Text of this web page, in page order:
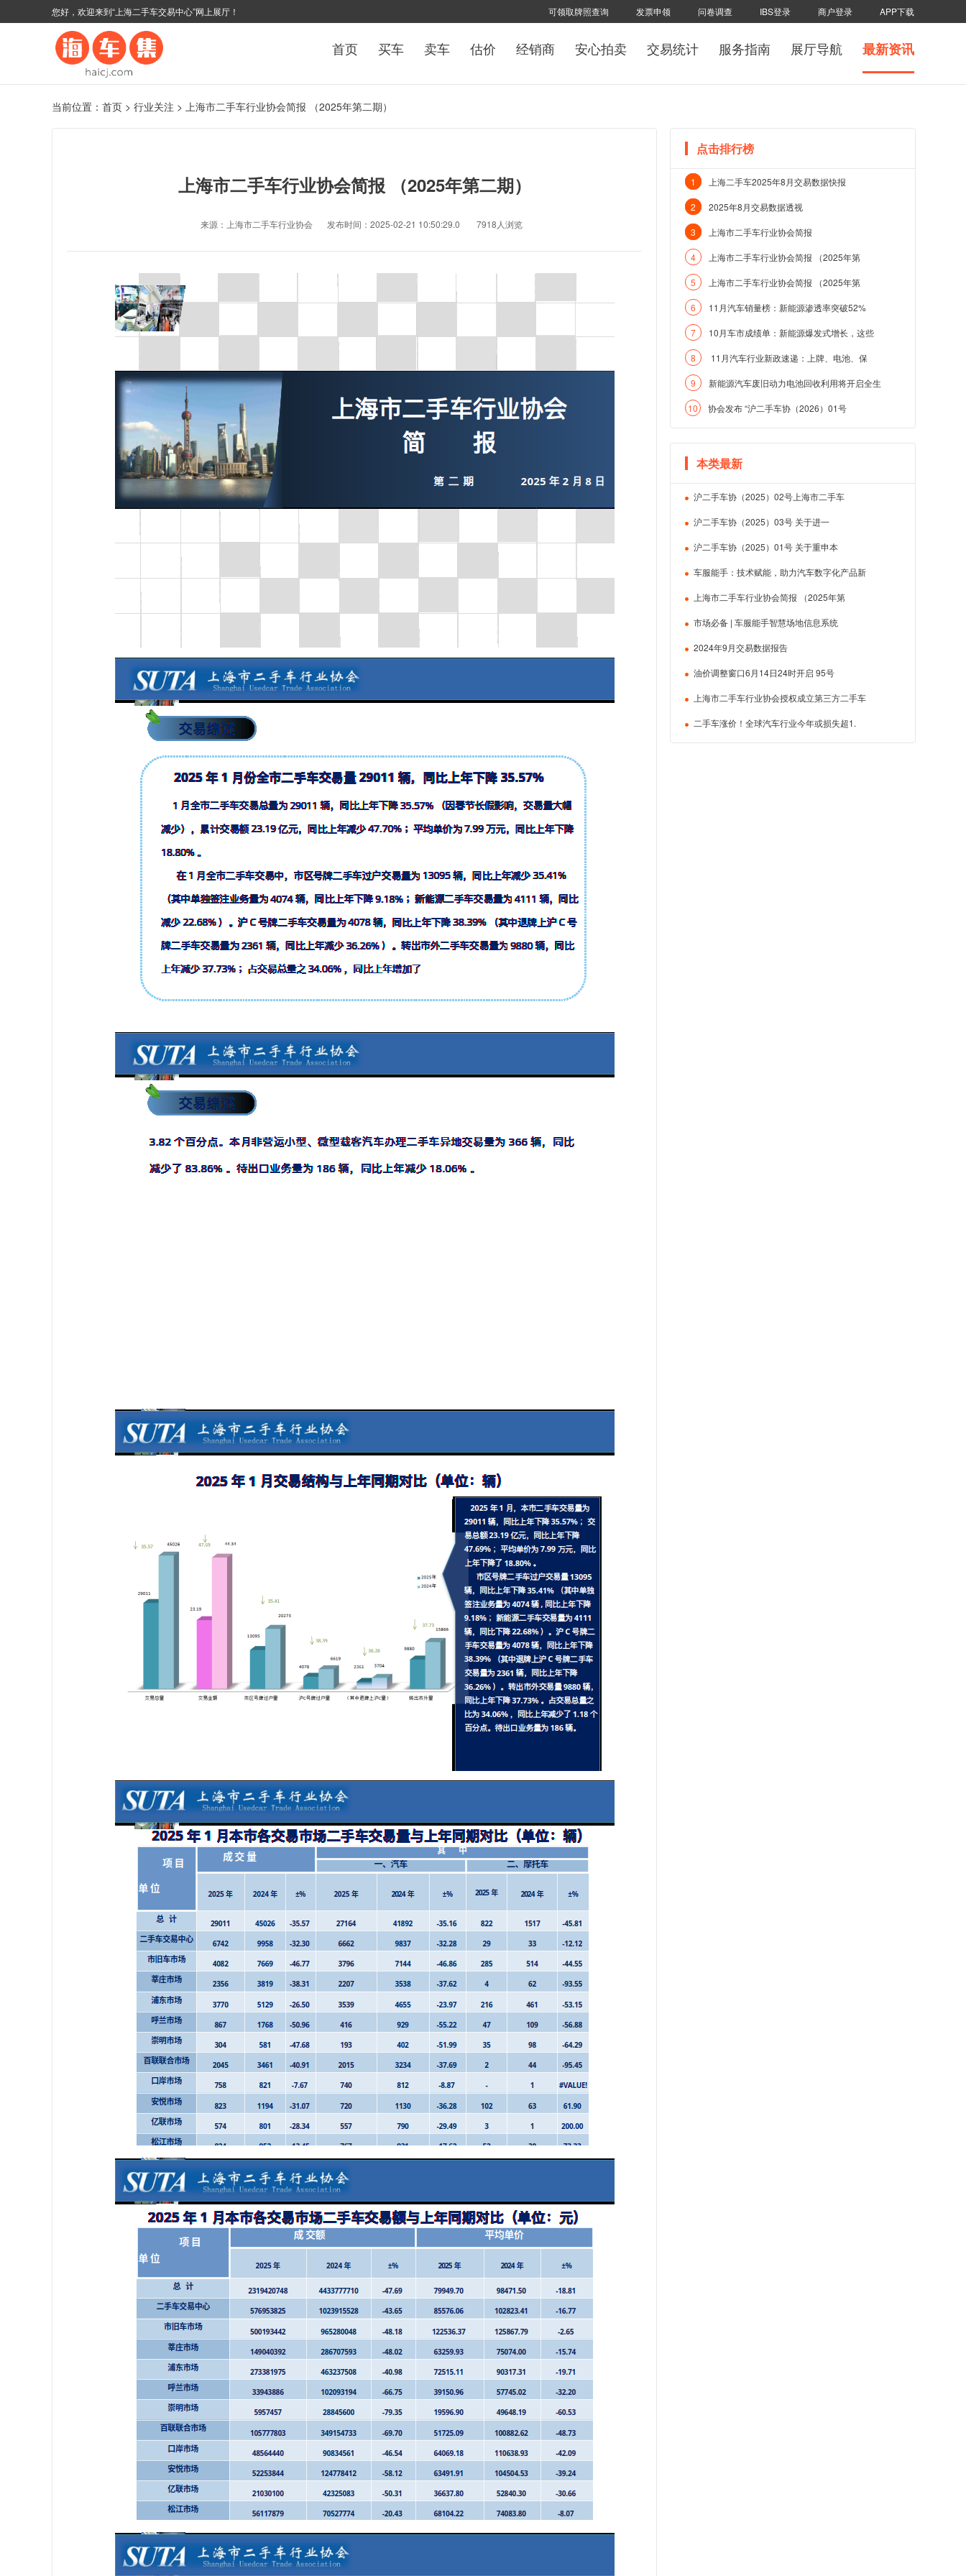
您好，欢迎来到“上海二手车交易中心”网上展厅！ 可领取牌照查询 发票申领 问卷调查 IBS登录 商户登录 APP下载
首页 买车 卖车 估价 经销商 安心拍卖 交易统计 服务指南 展厅导航 最新资讯
当前位置： 首页 > 行业关注 > 上海市二手车行业协会简报 （2025年第二期）
上海市二手车行业协会简报 （2025年第二期）
来源：上海市二手车行业协会 发布时间：2025-02-21 10:50:29.0 7918人浏览
点击排行榜
1 上海二手车2025年8月交易数据快报
2 2025年8月交易数据透视
3 上海市二手车行业协会简报
4 上海市二手车行业协会简报 （2025年第
5 上海市二手车行业协会简报 （2025年第
6 11月汽车销量榜：新能源渗透率突破52%
7 10月车市成绩单：新能源爆发式增长，这些
8 11月汽车行业新政速递：上牌、电池、保
9 新能源汽车废旧动力电池回收利用将开启全生
10 协会发布 “沪二手车协（2026）01号
本类最新
沪二手车协（2025）02号上海市二手车
沪二手车协（2025）03号 关于进一
沪二手车协（2025）01号 关于重申本
车服能手：技术赋能，助力汽车数字化产品新
上海市二手车行业协会简报 （2025年第
市场必备 | 车服能手智慧场地信息系统
2024年9月交易数据报告
油价调整窗口6月14日24时开启 95号
上海市二手车行业协会授权成立第三方二手车
二手车涨价！全球汽车行业今年或损失超1.